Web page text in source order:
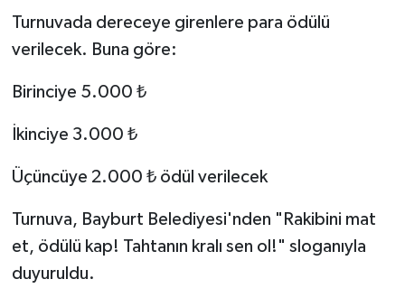
Turnuvada dereceye girenlere para ödülü
verilecek. Buna göre:
Birinciye 5.000 ₺
İkinciye 3.000 ₺
Üçüncüye 2.000 ₺ ödül verilecek
Turnuva, Bayburt Belediyesi'nden "Rakibini mat
et, ödülü kap! Tahtanın kralı sen ol!" sloganıyla
duyuruldu.